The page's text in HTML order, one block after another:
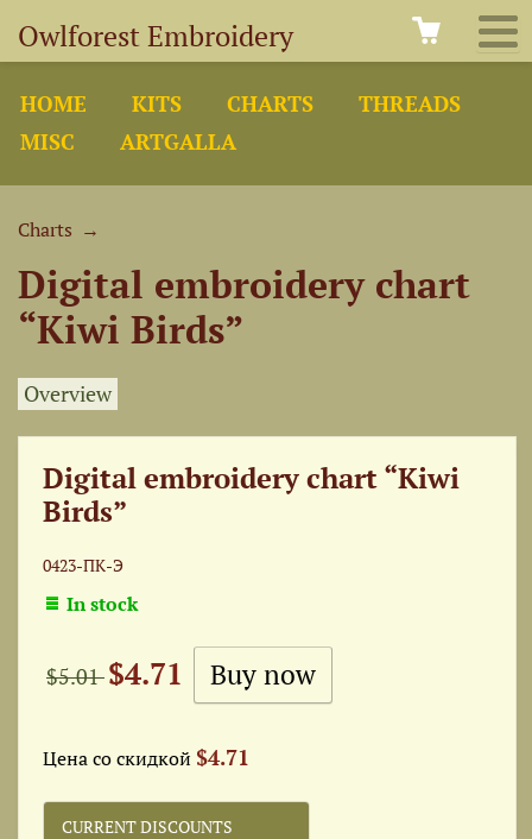
Owlforest Embroidery
HOME KITS CHARTS
THREADS
MISC
ARTGALLA
Charts →
Digital embroidery chart
“Kiwi Birds”
Overview
Digital embroidery chart “Kiwi
Birds”
0423-ПК-Э
In stock
$5.01$4.71
Цена со скидкой $4.71
CURRENT DISCOUNTS